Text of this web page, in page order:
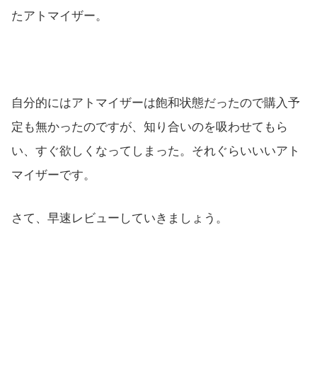
たアトマイザー。
自分的にはアトマイザーは飽和状態だったので購入予
定も無かったのですが、知り合いのを吸わせてもら
い、すぐ欲しくなってしまった。それぐらいいいアト
マイザーです。
さて、早速レビューしていきましょう。